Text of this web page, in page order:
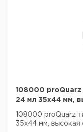
108000 proQuarz
24 мл 35x44 мм,
108000 proQuarz
35x44 мм, высокая